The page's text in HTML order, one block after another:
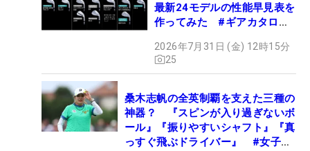
最新24モデルの性能早見表を
作ってみた #ギアカタログ
2026年7月31日 (金) 12時15分
25
桑木志帆の全英制覇を支えた三種の
神器？ 『スピンが入り過ぎないボ
ール』『振りやすいシャフト』『真
っすぐ飛ぶドライバー』 #女子プ